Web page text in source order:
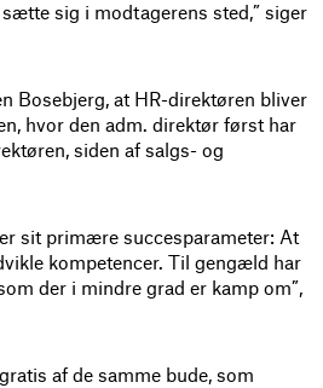
sig i modtagerens sted,” siger
Bosebjerg, at HR-direktøren bliver
hvor den adm. direktør først har
siden af salgs- og
sit primære succesparameter: At
kompetencer. Til gengæld har
der i mindre grad er kamp om”,
af de samme bude, som